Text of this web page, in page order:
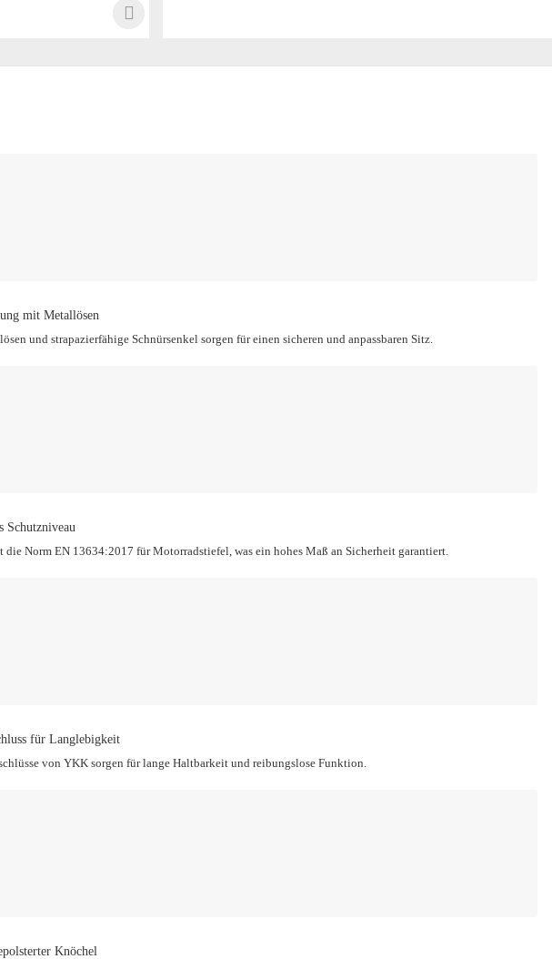
mit Metallösen
und strapazierfähige Schnürsenkel sorgen für einen sicheren und anpassbaren Sitz.
Schutzniveau
die Norm EN 13634:2017 für Motorradstiefel, was ein hohes Maß an Sicherheit garantiert.
für Langlebigkeit
von YKK sorgen für lange Haltbarkeit und reibungslose Funktion.
Knöchel